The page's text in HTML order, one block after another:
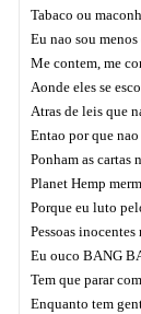
Tabaco ou
Eu nao sou
Me contem, me
Aonde eles se
Atras de leis que
Entao por que
Ponham as cartas
Planet Hemp
Porque eu luto
Pessoas
Eu ouco BANG
Tem que parar
Enquanto tem